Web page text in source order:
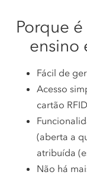
Porque é
ensino
Fácil de
Acesso
cartão
(aberta a
atribuída
Não há